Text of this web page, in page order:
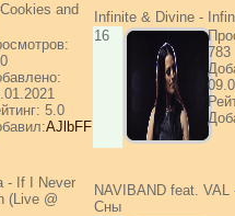
and
5.0
AJlbFF
Infinite & Divine -
16
783
- If I Never
(Live @
NAVIBAND feat.
Сны